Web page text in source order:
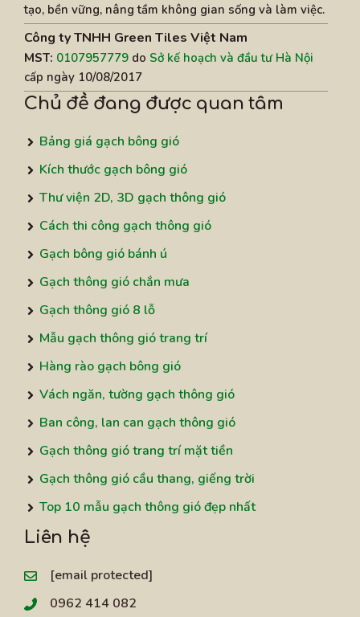
tạo, bền vững, nâng tầm không gian sống và làm việc.
Công ty TNHH Green Tiles Việt Nam
MST: 0107957779 do Sở kế hoạch và đầu tư Hà Nội
cấp ngày 10/08/2017
Chủ đề đang được quan tâm
Bảng giá gạch bông gió
Kích thước gạch bông gió
Thư viện 2D, 3D gạch thông gió
Cách thi công gạch thông gió
Gạch bông gió bánh ú
Gạch thông gió chắn mưa
Gạch thông gió 8 lỗ
Mẫu gạch thông gió trang trí
Hàng rào gạch bông gió
Vách ngăn, tường gạch thông gió
Ban công, lan can gạch thông gió
Gạch thông gió trang trí mặt tiền
Gạch thông gió cầu thang, giếng trời
Top 10 mẫu gạch thông gió đẹp nhất
Liên hệ
[email protected]
0962 414 082